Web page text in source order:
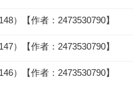
）【作者：2473530790】
）【作者：2473530790】
）【作者：2473530790】